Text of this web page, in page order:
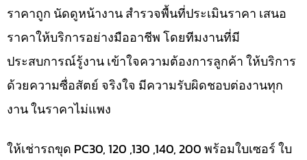
ราคาถูก นัดดูหน้างาน สำรวจพื้นที่ประเมินราคา เสนอ
ราคาให้บริการอย่างมืออาชีพ โดยทีมงานที่มี
ประสบการณ์รู้งาน เข้าใจความต้องการลูกค้า ให้บริการ
ด้วยความซื่อสัตย์ จริงใจ มีความรับผิดชอบต่องานทุก
งาน ในราคาไม่แพง
ให้เช่ารถขุด PC30, 120 ,130 ,140, 200 พร้อมใบเซอร์ ใบ